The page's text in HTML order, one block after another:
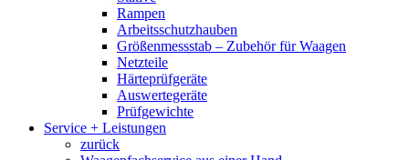
Rampen
Arbeitsschutzhauben
Größenmessstab – Zubehör für Waagen
Netzteile
Härteprüfgeräte
Auswertegeräte
Prüfgewichte
Service + Leistungen
zurück